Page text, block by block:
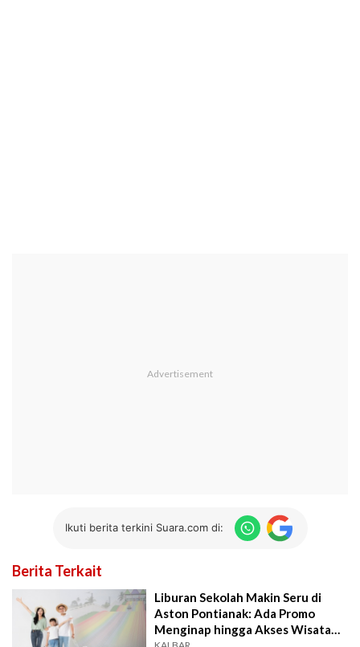
Ikuti berita terkini Suara.com di:
Berita Terkait
Liburan Sekolah Makin Seru di
Aston Pontianak: Ada Promo
Menginap hingga Akses Wisata